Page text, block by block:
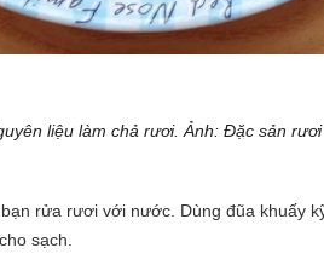
liệu làm chả rươi. Ảnh: Đặc sản
rửa rươi với nước. Dùng đũa khuấy
sạch.